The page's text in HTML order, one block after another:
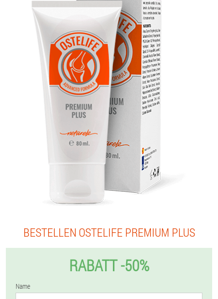
BESTELLEN OSTELIFE PREMIUM PLUS
RABATT -50%
Name